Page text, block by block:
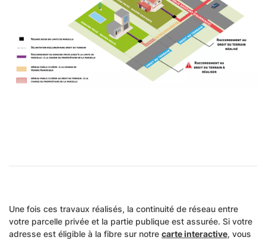
Une fois ces travaux réalisés, la continuité de réseau entre
votre parcelle privée et la partie publique est assurée. Si votre
adresse est éligible à la fibre sur notre carte interactive, vous